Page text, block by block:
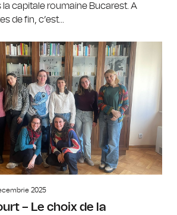
capitale roumaine Bucarest. A
de fin, c’est...
2025
– Le choix de la